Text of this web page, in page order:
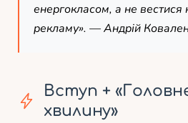
енергокласом, а не вестися
рекламу». — Андрій
Вступ +
хвилину»